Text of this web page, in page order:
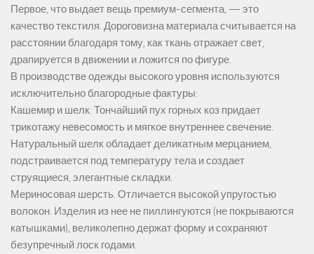
Первое, что выдает вещь премиум-сегмента, — это
качество текстиля. Дороговизна материала считывается на
расстоянии благодаря тому, как ткань отражает свет,
драпируется в движении и ложится по фигуре.
В производстве одежды высокого уровня используются
исключительно благородные фактуры:
Кашемир и шелк. Тончайший пух горных коз придает
трикотажу невесомость и мягкое внутреннее свечение.
Натуральный шелк обладает деликатным мерцанием,
подстраивается под температуру тела и создает
струящиеся, элегантные складки.
Мериносовая шерсть. Отличается высокой упругостью
волокон. Изделия из нее не пиллингуются (не покрываются
катышками), великолепно держат форму и сохраняют
безупречный лоск годами.